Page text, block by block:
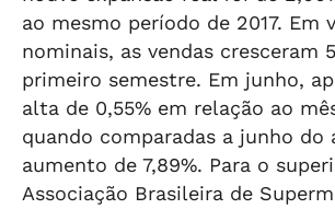
ao mesmo período de 2017. Em
nominais, as vendas cresceram
primeiro semestre. Em junho,
alta de 0,55% em relação ao
quando comparadas a junho do
aumento de 7,89%. Para o
Associação Brasileira de